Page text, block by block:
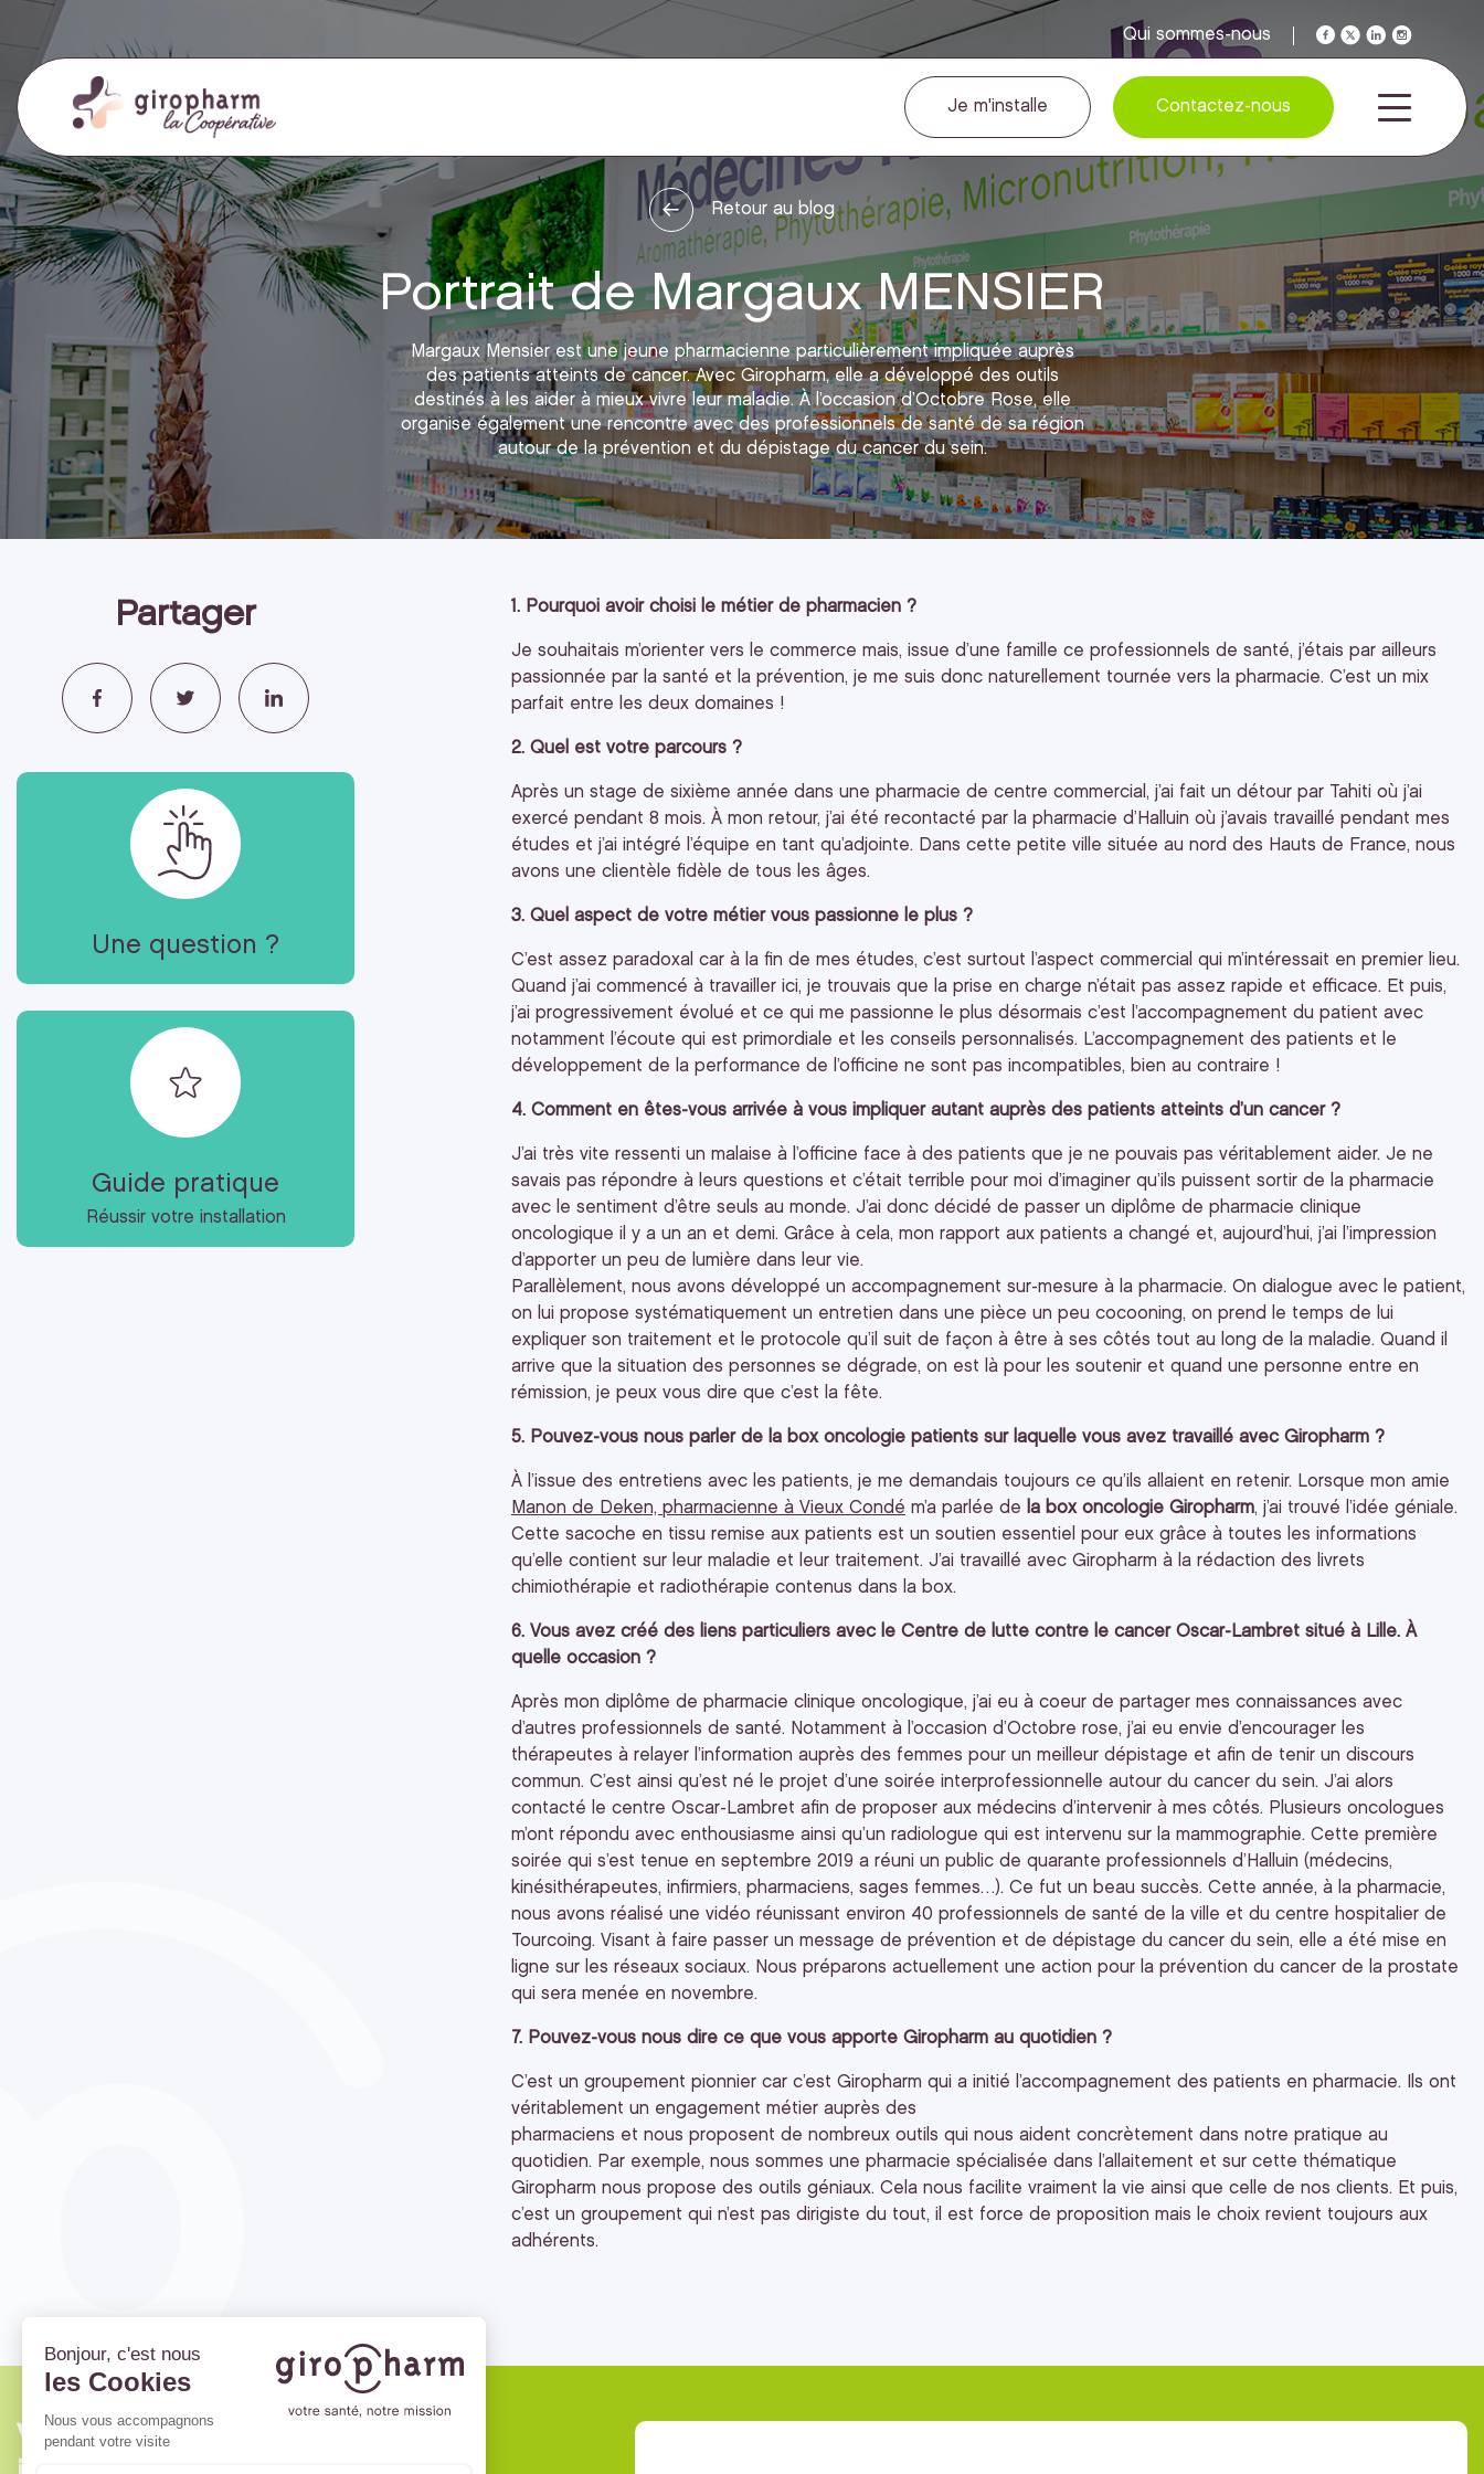
Qui sommes-nous
Je m'installe Contactez-nous
Retour au blog
Portrait de Margaux MENSIER
Margaux Mensier est une jeune pharmacienne particulièrement impliquée auprès
des patients atteints de cancer. Avec Giropharm, elle a développé des outils
destinés à les aider à mieux vivre leur maladie. À l’occasion d’Octobre Rose, elle
organise également une rencontre avec des professionnels de santé de sa région
autour de la prévention et du dépistage du cancer du sein.
Partager
Une question ?
Guide pratique
Réussir votre installation
1. Pourquoi avoir choisi le métier de pharmacien ?
Je souhaitais m’orienter vers le commerce mais, issue d’une famille ce professionnels de santé, j’étais par ailleurs
passionnée par la santé et la prévention, je me suis donc naturellement tournée vers la pharmacie. C’est un mix
parfait entre les deux domaines !
2. Quel est votre parcours ?
Après un stage de sixième année dans une pharmacie de centre commercial, j’ai fait un détour par Tahiti où j’ai
exercé pendant 8 mois. À mon retour, j’ai été recontacté par la pharmacie d’Halluin où j’avais travaillé pendant mes
études et j’ai intégré l’équipe en tant qu’adjointe. Dans cette petite ville située au nord des Hauts de France, nous
avons une clientèle fidèle de tous les âges.
3. Quel aspect de votre métier vous passionne le plus ?
C’est assez paradoxal car à la fin de mes études, c’est surtout l’aspect commercial qui m’intéressait en premier lieu.
Quand j’ai commencé à travailler ici, je trouvais que la prise en charge n’était pas assez rapide et efficace. Et puis,
j’ai progressivement évolué et ce qui me passionne le plus désormais c’est l’accompagnement du patient avec
notamment l’écoute qui est primordiale et les conseils personnalisés. L’accompagnement des patients et le
développement de la performance de l’officine ne sont pas incompatibles, bien au contraire !
4. Comment en êtes-vous arrivée à vous impliquer autant auprès des patients atteints d’un cancer ?
J’ai très vite ressenti un malaise à l’officine face à des patients que je ne pouvais pas véritablement aider. Je ne
savais pas répondre à leurs questions et c’était terrible pour moi d’imaginer qu’ils puissent sortir de la pharmacie
avec le sentiment d’être seuls au monde. J’ai donc décidé de passer un diplôme de pharmacie clinique
oncologique il y a un an et demi. Grâce à cela, mon rapport aux patients a changé et, aujourd’hui, j’ai l’impression
d’apporter un peu de lumière dans leur vie.
Parallèlement, nous avons développé un accompagnement sur-mesure à la pharmacie. On dialogue avec le patient,
on lui propose systématiquement un entretien dans une pièce un peu cocooning, on prend le temps de lui
expliquer son traitement et le protocole qu’il suit de façon à être à ses côtés tout au long de la maladie. Quand il
arrive que la situation des personnes se dégrade, on est là pour les soutenir et quand une personne entre en
rémission, je peux vous dire que c’est la fête.
5. Pouvez-vous nous parler de la box oncologie patients sur laquelle vous avez travaillé avec Giropharm ?
À l’issue des entretiens avec les patients, je me demandais toujours ce qu’ils allaient en retenir. Lorsque mon amie
Manon de Deken, pharmacienne à Vieux Condé m’a parlée de la box oncologie Giropharm, j’ai trouvé l’idée géniale.
Cette sacoche en tissu remise aux patients est un soutien essentiel pour eux grâce à toutes les informations
qu’elle contient sur leur maladie et leur traitement. J’ai travaillé avec Giropharm à la rédaction des livrets
chimiothérapie et radiothérapie contenus dans la box.
6. Vous avez créé des liens particuliers avec le Centre de lutte contre le cancer Oscar-Lambret situé à Lille. À
quelle occasion ?
Après mon diplôme de pharmacie clinique oncologique, j’ai eu à coeur de partager mes connaissances avec
d’autres professionnels de santé. Notamment à l’occasion d’Octobre rose, j’ai eu envie d’encourager les
thérapeutes à relayer l’information auprès des femmes pour un meilleur dépistage et afin de tenir un discours
commun. C’est ainsi qu’est né le projet d’une soirée interprofessionnelle autour du cancer du sein. J’ai alors
contacté le centre Oscar-Lambret afin de proposer aux médecins d’intervenir à mes côtés. Plusieurs oncologues
m’ont répondu avec enthousiasme ainsi qu’un radiologue qui est intervenu sur la mammographie. Cette première
soirée qui s’est tenue en septembre 2019 a réuni un public de quarante professionnels d’Halluin (médecins,
kinésithérapeutes, infirmiers, pharmaciens, sages femmes…). Ce fut un beau succès. Cette année, à la pharmacie,
nous avons réalisé une vidéo réunissant environ 40 professionnels de santé de la ville et du centre hospitalier de
Tourcoing. Visant à faire passer un message de prévention et de dépistage du cancer du sein, elle a été mise en
ligne sur les réseaux sociaux. Nous préparons actuellement une action pour la prévention du cancer de la prostate
qui sera menée en novembre.
7. Pouvez-vous nous dire ce que vous apporte Giropharm au quotidien ?
C’est un groupement pionnier car c’est Giropharm qui a initié l’accompagnement des patients en pharmacie. Ils ont
véritablement un engagement métier auprès des
pharmaciens et nous proposent de nombreux outils qui nous aident concrètement dans notre pratique au
quotidien. Par exemple, nous sommes une pharmacie spécialisée dans l’allaitement et sur cette thématique
Giropharm nous propose des outils géniaux. Cela nous facilite vraiment la vie ainsi que celle de nos clients. Et puis,
c’est un groupement qui n’est pas dirigiste du tout, il est force de proposition mais le choix revient toujours aux
adhérents.
Vous souhaitez des